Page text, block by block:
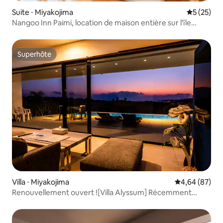
Suite ⋅ Miyakojima
5 (25)
Nangoo Inn Paimi, location de maison entière sur l'île
Superhôte
Superhôte
Villa ⋅ Miyakojima Évaluation
4,64 (87)
Renouvellement ouvert ![Villa Alyssum] Récemment